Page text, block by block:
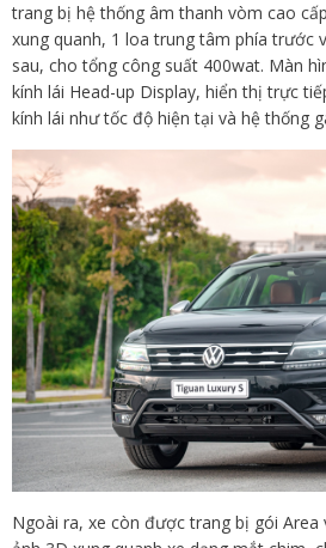
trang bị hệ thống âm thanh vòm cao
xung quanh, 1 loa trung tâm phía trước
sau, cho tổng công suất 400wat. Màn
kính lái Head-up Display, hiển thị trực
kính lái như tốc độ hiện tại và hệ thống
Ngoài ra, xe còn được trang bị gói Area